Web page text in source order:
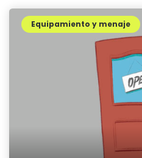
Equipamiento y menaje